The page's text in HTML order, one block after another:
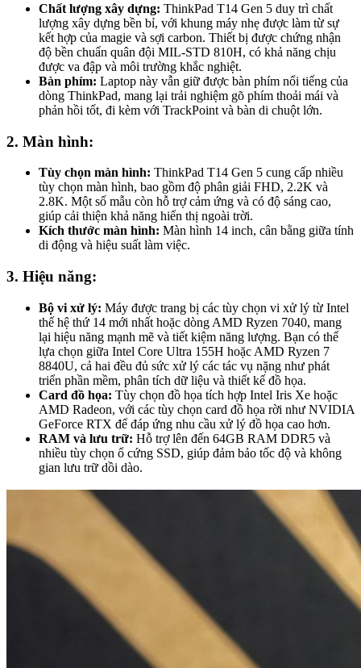
Chất lượng xây dựng: ThinkPad T14 Gen 5 duy trì chất
lượng xây dựng bền bỉ, với khung máy nhẹ được làm từ sự
kết hợp của magie và sợi carbon. Thiết bị được chứng nhận
độ bền chuẩn quân đội MIL-STD 810H, có khả năng chịu
được va đập và môi trường khắc nghiệt.
Bàn phím: Laptop này vẫn giữ được bàn phím nổi tiếng của
dòng ThinkPad, mang lại trải nghiệm gõ phím thoải mái và
phản hồi tốt, đi kèm với TrackPoint và bàn di chuột lớn.
2. Màn hình:
Tùy chọn màn hình: ThinkPad T14 Gen 5 cung cấp nhiều
tùy chọn màn hình, bao gồm độ phân giải FHD, 2.2K và
2.8K. Một số mẫu còn hỗ trợ cảm ứng và có độ sáng cao,
giúp cải thiện khả năng hiển thị ngoài trời.
Kích thước màn hình: Màn hình 14 inch, cân bằng giữa tính
di động và hiệu suất làm việc.
3. Hiệu năng:
Bộ vi xử lý: Máy được trang bị các tùy chọn vi xử lý từ Intel
thế hệ thứ 14 mới nhất hoặc dòng AMD Ryzen 7040, mang
lại hiệu năng mạnh mẽ và tiết kiệm năng lượng. Bạn có thể
lựa chọn giữa Intel Core Ultra 155H hoặc AMD Ryzen 7
8840U, cả hai đều đủ sức xử lý các tác vụ nặng như phát
triển phần mềm, phân tích dữ liệu và thiết kế đồ họa.
Card đồ họa: Tùy chọn đồ họa tích hợp Intel Iris Xe hoặc
AMD Radeon, với các tùy chọn card đồ họa rời như NVIDIA
GeForce RTX để đáp ứng nhu cầu xử lý đồ họa cao hơn.
RAM và lưu trữ: Hỗ trợ lên đến 64GB RAM DDR5 và
nhiều tùy chọn ổ cứng SSD, giúp đảm bảo tốc độ và không
gian lưu trữ dồi dào.